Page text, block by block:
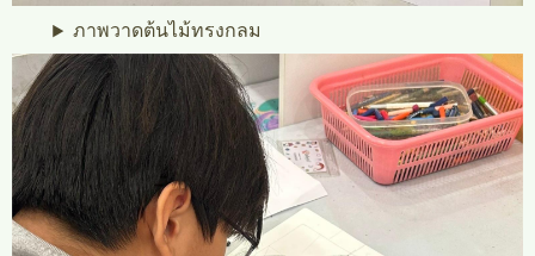
ภาพวาดต้นไม้ทรงกลม